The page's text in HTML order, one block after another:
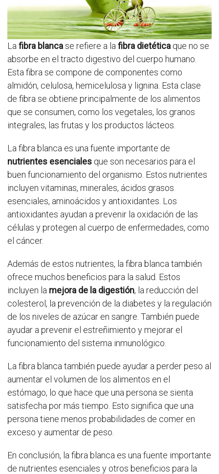
La fibra blancase refiere a la fibra dietética que no se
absorbe en el tracto digestivo del cuerpo humano.
Esta fibra se compone de componentes como
almidón, celulosa, hemicelulosa y lignina. Esta clase
de fibra se obtiene principalmente de los alimentos
que se consumen, como los vegetales, los granos
integrales, las frutas y los productos lácteos.
La fibra blanca es una fuente importante de
nutrientes esenciales que son necesarios para el
buen funcionamiento del organismo. Estos nutrientes
incluyen vitaminas, minerales, ácidos grasos
esenciales, aminoácidos y antioxidantes. Los
antioxidantes ayudan a prevenir la oxidación de las
células y protegen al cuerpo de enfermedades, como
el cáncer.
Además de estos nutrientes, la fibra blanca también
ofrece muchos beneficios para la salud. Estos
incluyen la mejora de la digestión, la reducción del
colesterol, la prevención de la diabetes y la regulación
de los niveles de azúcar en sangre. También puede
ayudar a prevenir el estreñimiento y mejorar el
funcionamiento del sistema inmunológico.
La fibra blanca también puede ayudar a perder peso al
aumentar el volumen de los alimentos en el
estómago, lo que hace que una persona se sienta
satisfecha por más tiempo. Esto significa que una
persona tiene menos probabilidades de comer en
exceso y aumentar de peso.
En conclusión, la fibra blanca es una fuente importante
de nutrientes esenciales y otros beneficios para la